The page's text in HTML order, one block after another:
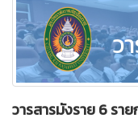
ว
วารสารมังราย 6 ราย